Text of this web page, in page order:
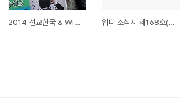
2014 선교한국 & WiThee 위디 소식지 제168호(2016-2017년 겨울호)